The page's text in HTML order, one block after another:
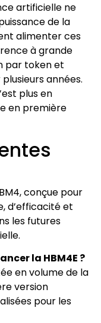
artificielle ne
de la
alimenter ces
à grande
par token et
années.
plus en
en première
conçue pour
d’efficacité et
les futures
la HBM4E ?
en volume de la
version
pour les